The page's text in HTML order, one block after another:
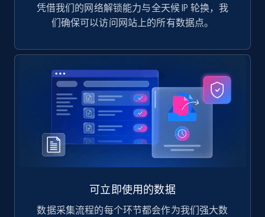
凭借我们的网络解锁能力与全天候 IP 轮换，我
们确保可以访问网站上的所有数据点。
可立即使用的数据
数据采集流程的每个环节都会作为我们强大数